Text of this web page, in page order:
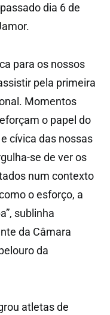
dia 6 de
para os nossos
pela primeira
Momentos
o papel do
cívica das nossas
se de ver os
num contexto
o esforço, a
sublinha
da Câmara
da
atletas de